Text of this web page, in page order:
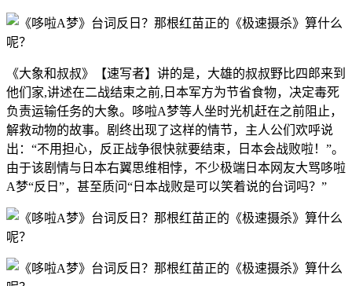
《大象和叔叔》【速写者】讲的是，大雄的叔叔野比四郎来到
他们家,讲述在二战结束之前,日本军方为节省食物，决定毒死
负责运输任务的大象。哆啦A梦等人坐时光机赶在之前阻止，
解救动物的故事。剧终出现了这样的情节，主人公们欢呼说
出：“不用担心，反正战争很快就要结束，日本会战败啦！”。
由于该剧情与日本右翼思维相悖，不少极端日本网友大骂哆啦
A梦“反日”，甚至质问“日本战败是可以笑着说的台词吗？”